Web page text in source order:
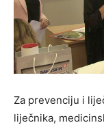
Za prevenciju i
liječnika,